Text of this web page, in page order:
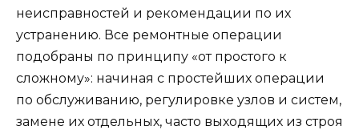
неисправностей и рекомендации по их
устранению. Все ремонтные операции
подобраны по принципу «от простого к
сложному»: начиная с простейших операции
по обслуживанию, регулировке узлов и систем,
замене их отдельных, часто выходящих из строя